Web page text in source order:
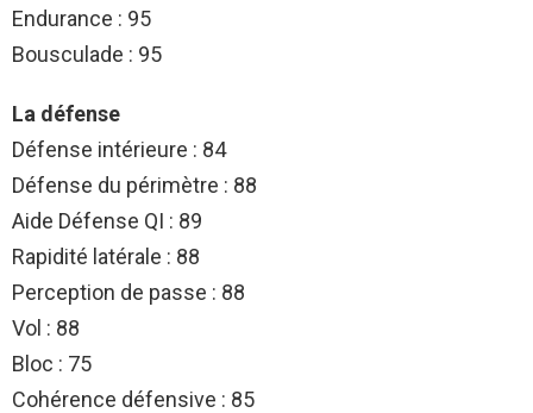
Endurance : 95
Bousculade : 95
La défense
Défense intérieure : 84
Défense du périmètre : 88
Aide Défense QI : 89
Rapidité latérale : 88
Perception de passe : 88
Vol : 88
Bloc : 75
Cohérence défensive : 85